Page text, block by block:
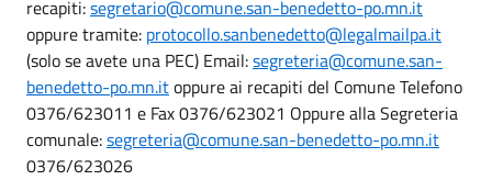
recapiti:segretario@comune.san-benedetto-po.mn.it
oppure tramite: protocollo.sanbenedetto@legalmailpa.it
(solo se avete una PEC) Email:segreteria@comune.san-
benedetto-po.mn.itoppure ai recapiti del Comune Telefono
0376/623011 e Fax 0376/623021 Oppure alla Segreteria
comunale:segreteria@comune.san-benedetto-po.mn.it
0376/623026